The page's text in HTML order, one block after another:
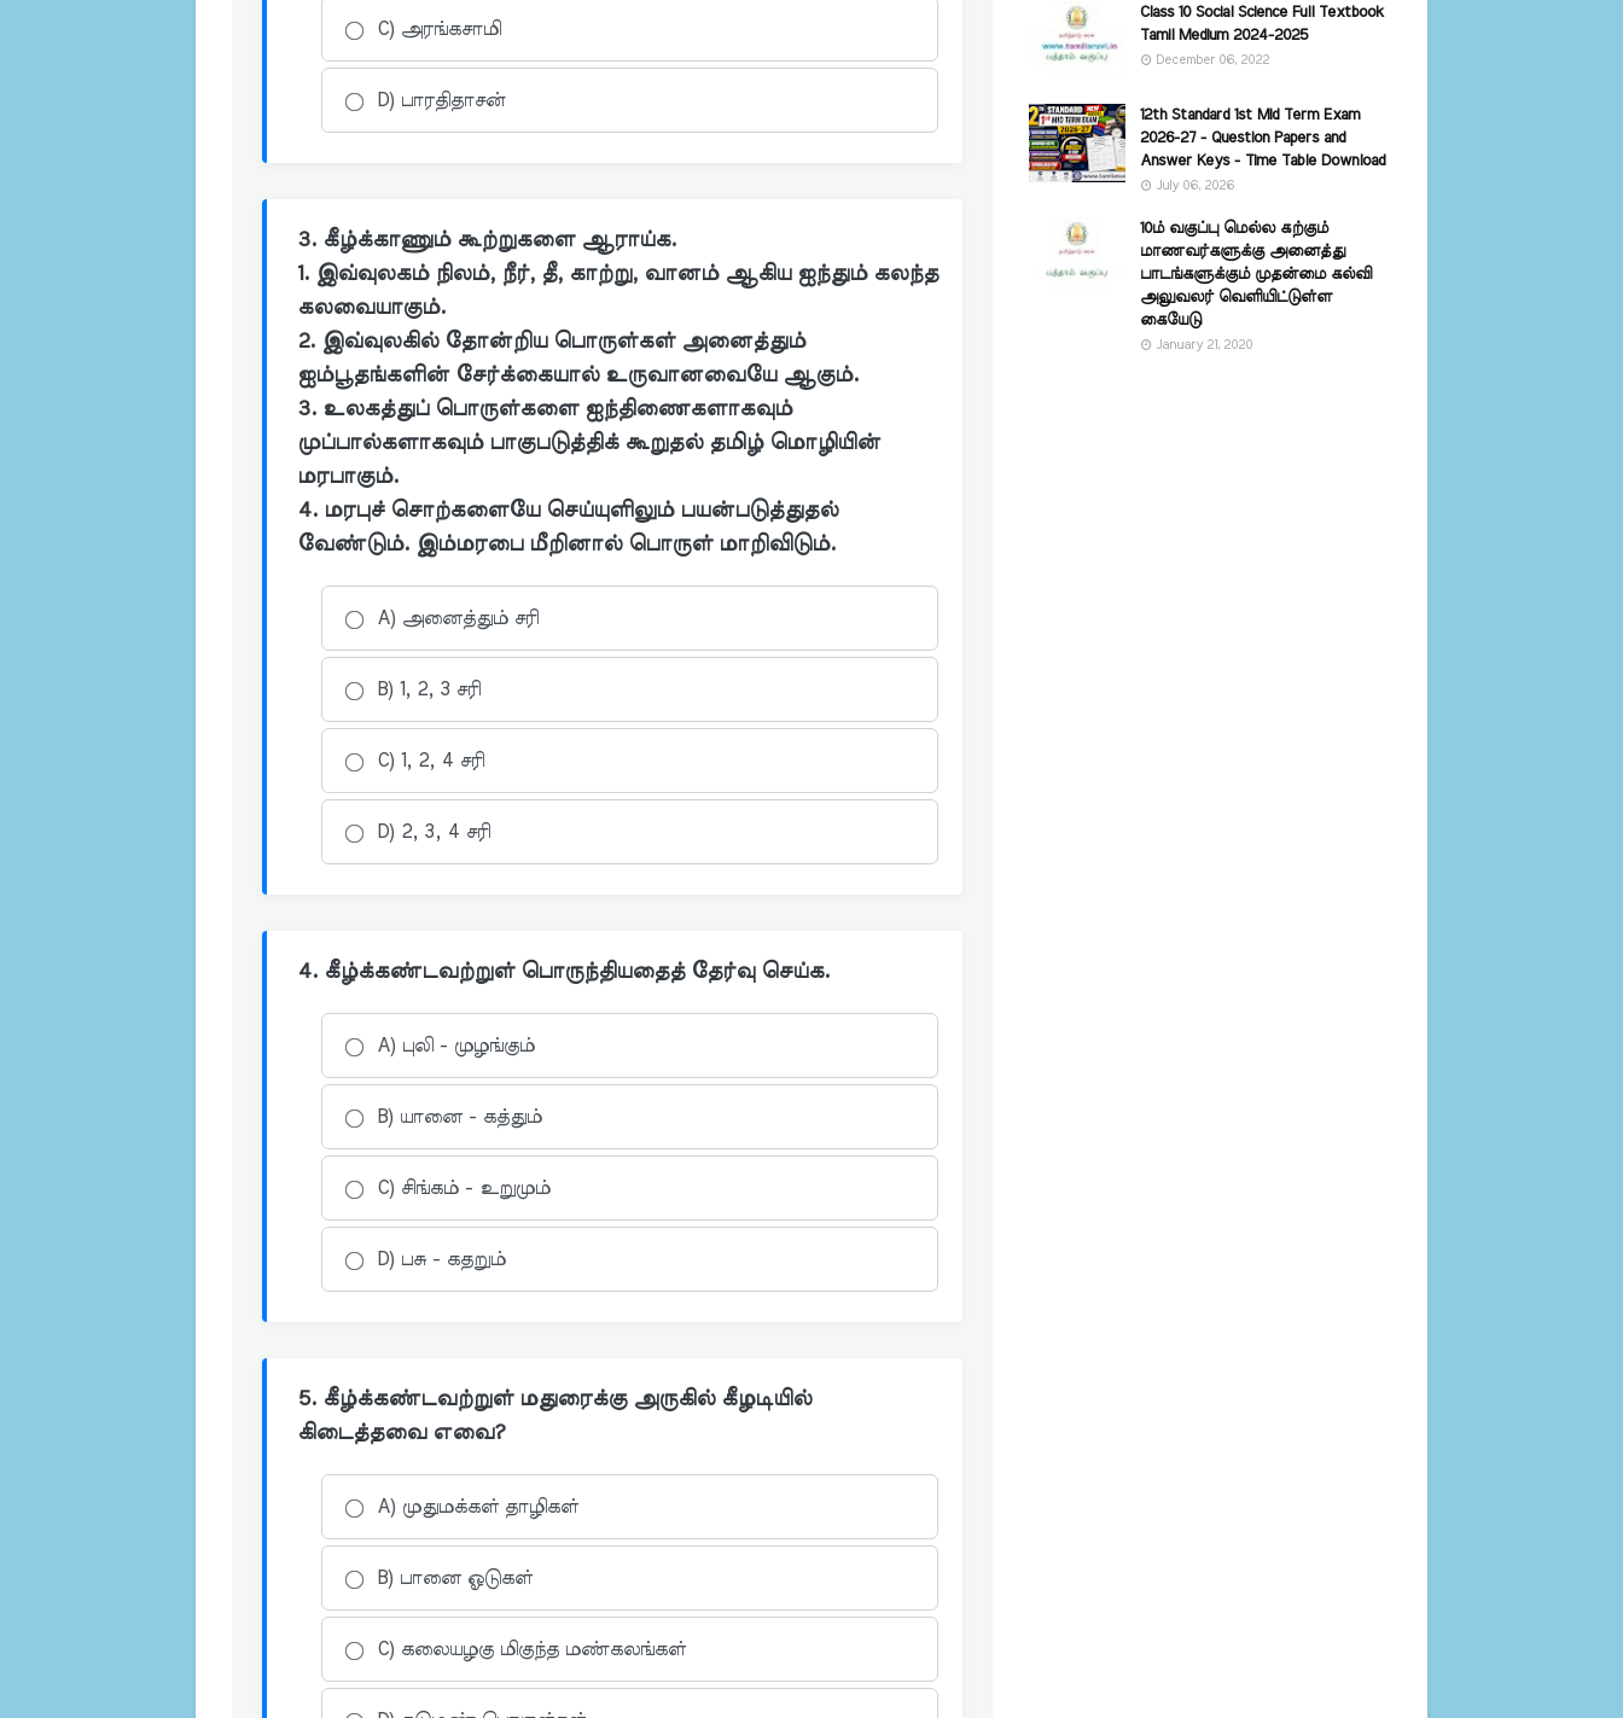
C) அரங்கசாமி
D) பாரதிதாசன்
3. கீழ்க்காணும் கூற்றுகளை ஆராய்க.
1. இவ்வுலகம் நிலம், நீர், தீ, காற்று, வானம் ஆகிய ஐந்தும் கலந்த
கலவையாகும்.
2. இவ்வுலகில் தோன்றிய பொருள்கள் அனைத்தும்
ஐம்பூதங்களின் சேர்க்கையால் உருவானவையே ஆகும்.
3. உலகத்துப் பொருள்களை ஐந்திணைகளாகவும்
முப்பால்களாகவும் பாகுபடுத்திக் கூறுதல் தமிழ் மொழியின்
மரபாகும்.
4. மரபுச் சொற்களையே செய்யுளிலும் பயன்படுத்துதல்
வேண்டும். இம்மரபை மீறினால் பொருள் மாறிவிடும்.
A) அனைத்தும் சரி
B) 1, 2, 3 சரி
C) 1, 2, 4 சரி
D) 2, 3, 4 சரி
4. கீழ்க்கண்டவற்றுள் பொருந்தியதைத் தேர்வு செய்க.
A) புலி - முழங்கும்
B) யானை - கத்தும்
C) சிங்கம் - உறுமும்
D) பசு - கதறும்
5. கீழ்க்கண்டவற்றுள் மதுரைக்கு அருகில் கீழடியில்
கிடைத்தவை எவை?
A) முதுமக்கள் தாழிகள்
B) பானை ஓடுகள்
C) கலையழகு மிகுந்த மண்கலங்கள்
Class 10 Social Science Full Textbook
Tamil Medium 2024-2025
December 06, 2022
12th Standard 1st Mid Term Exam
2026-27 - Question Papers and
Answer Keys - Time Table Download
July 06, 2026
10ம் வகுப்பு மெல்ல கற்கும்
மாணவர்களுக்கு அனைத்து
பாடங்களுக்கும் முதன்மை கல்வி
அலுவலர் வெளியிட்டுள்ள
கையேடு
January 21, 2020